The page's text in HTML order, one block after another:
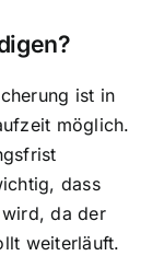
ist in
möglich.
dass
da der
weiterläuft.